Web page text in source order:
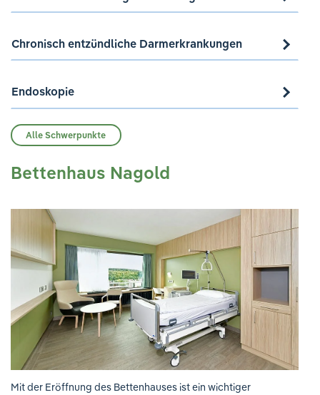
Chronisch entzündliche Darmerkrankungen
Endoskopie
Alle Schwerpunkte
Bettenhaus Nagold
Mit der Eröffnung des Bettenhauses ist ein wichtiger